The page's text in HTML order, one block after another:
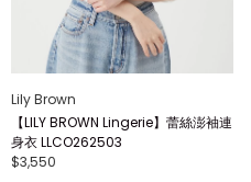
Lily Brown
【LILY BROWN Lingerie】蕾絲澎袖連
身衣 LLCO262503
$3,550